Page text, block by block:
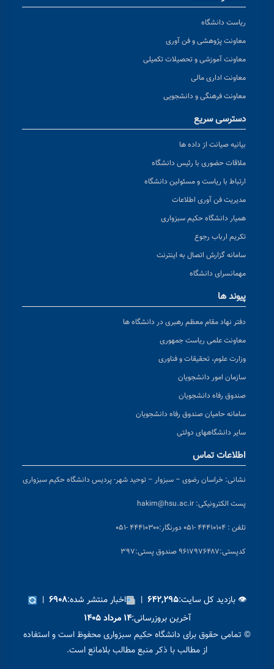
ریاست دانشگاه
معاونت پژوهشی و فن آوری
معاونت آموزشی و تحصیلات تکمیلی
معاونت اداری مالی
معاونت فرهنگی و دانشجویی
دسترسی سریع
بیانیه صیانت از داده ها
ملاقات حضوری با رئیس دانشگاه
ارتباط با ریاست و مسئولین دانشگاه
مدیریت فن آوری اطلاعات
همیار دانشگاه حکیم سبزواری
تکریم ارباب رجوع
سامانه گزارش اتصال به اینترنت
مهمانسرای دانشگاه
پیوند ها
دفتر نهاد مقام معظم رهبری در دانشگاه ها
معاونت علمی ریاست جمهوری
وزارت علوم، تحقیقات و فناوری
سازمان امور دانشجویان
صندوق رفاه دانشجویان
سامانه حامیان صندوق رفاه دانشجویان
سایر دانشگاههای دولتی
اطلاعات تماس
نشانی: خراسان رضوی – سبزوار – توحید شهر- پردیس دانشگاه حکیم سبزواری
پست الکترونیکی: hakim@hsu.ac.ir
تلفن : ۴۴۴۱۰۱۰۴ -۰۵۱ دورنگار:۴۴۴۱۰۳۰۰ -۰۵۱
کدپستی:۹۶۱۷۹۷۶۴۸۷ صندوق پستی:۳۹۷
👁 بازدید کل سایت:۶۴۲,۲۹۵ | اخبار منتشر شده:۶۹۰۸ |
آخرین بروزرسانی:۱۴ مرداد ۱۴۰۵
© تمامی حقوق برای دانشگاه حکیم سبزواری محفوظ است و استفاده
از مطالب با ذکر منبع مطالب بلامانع است.